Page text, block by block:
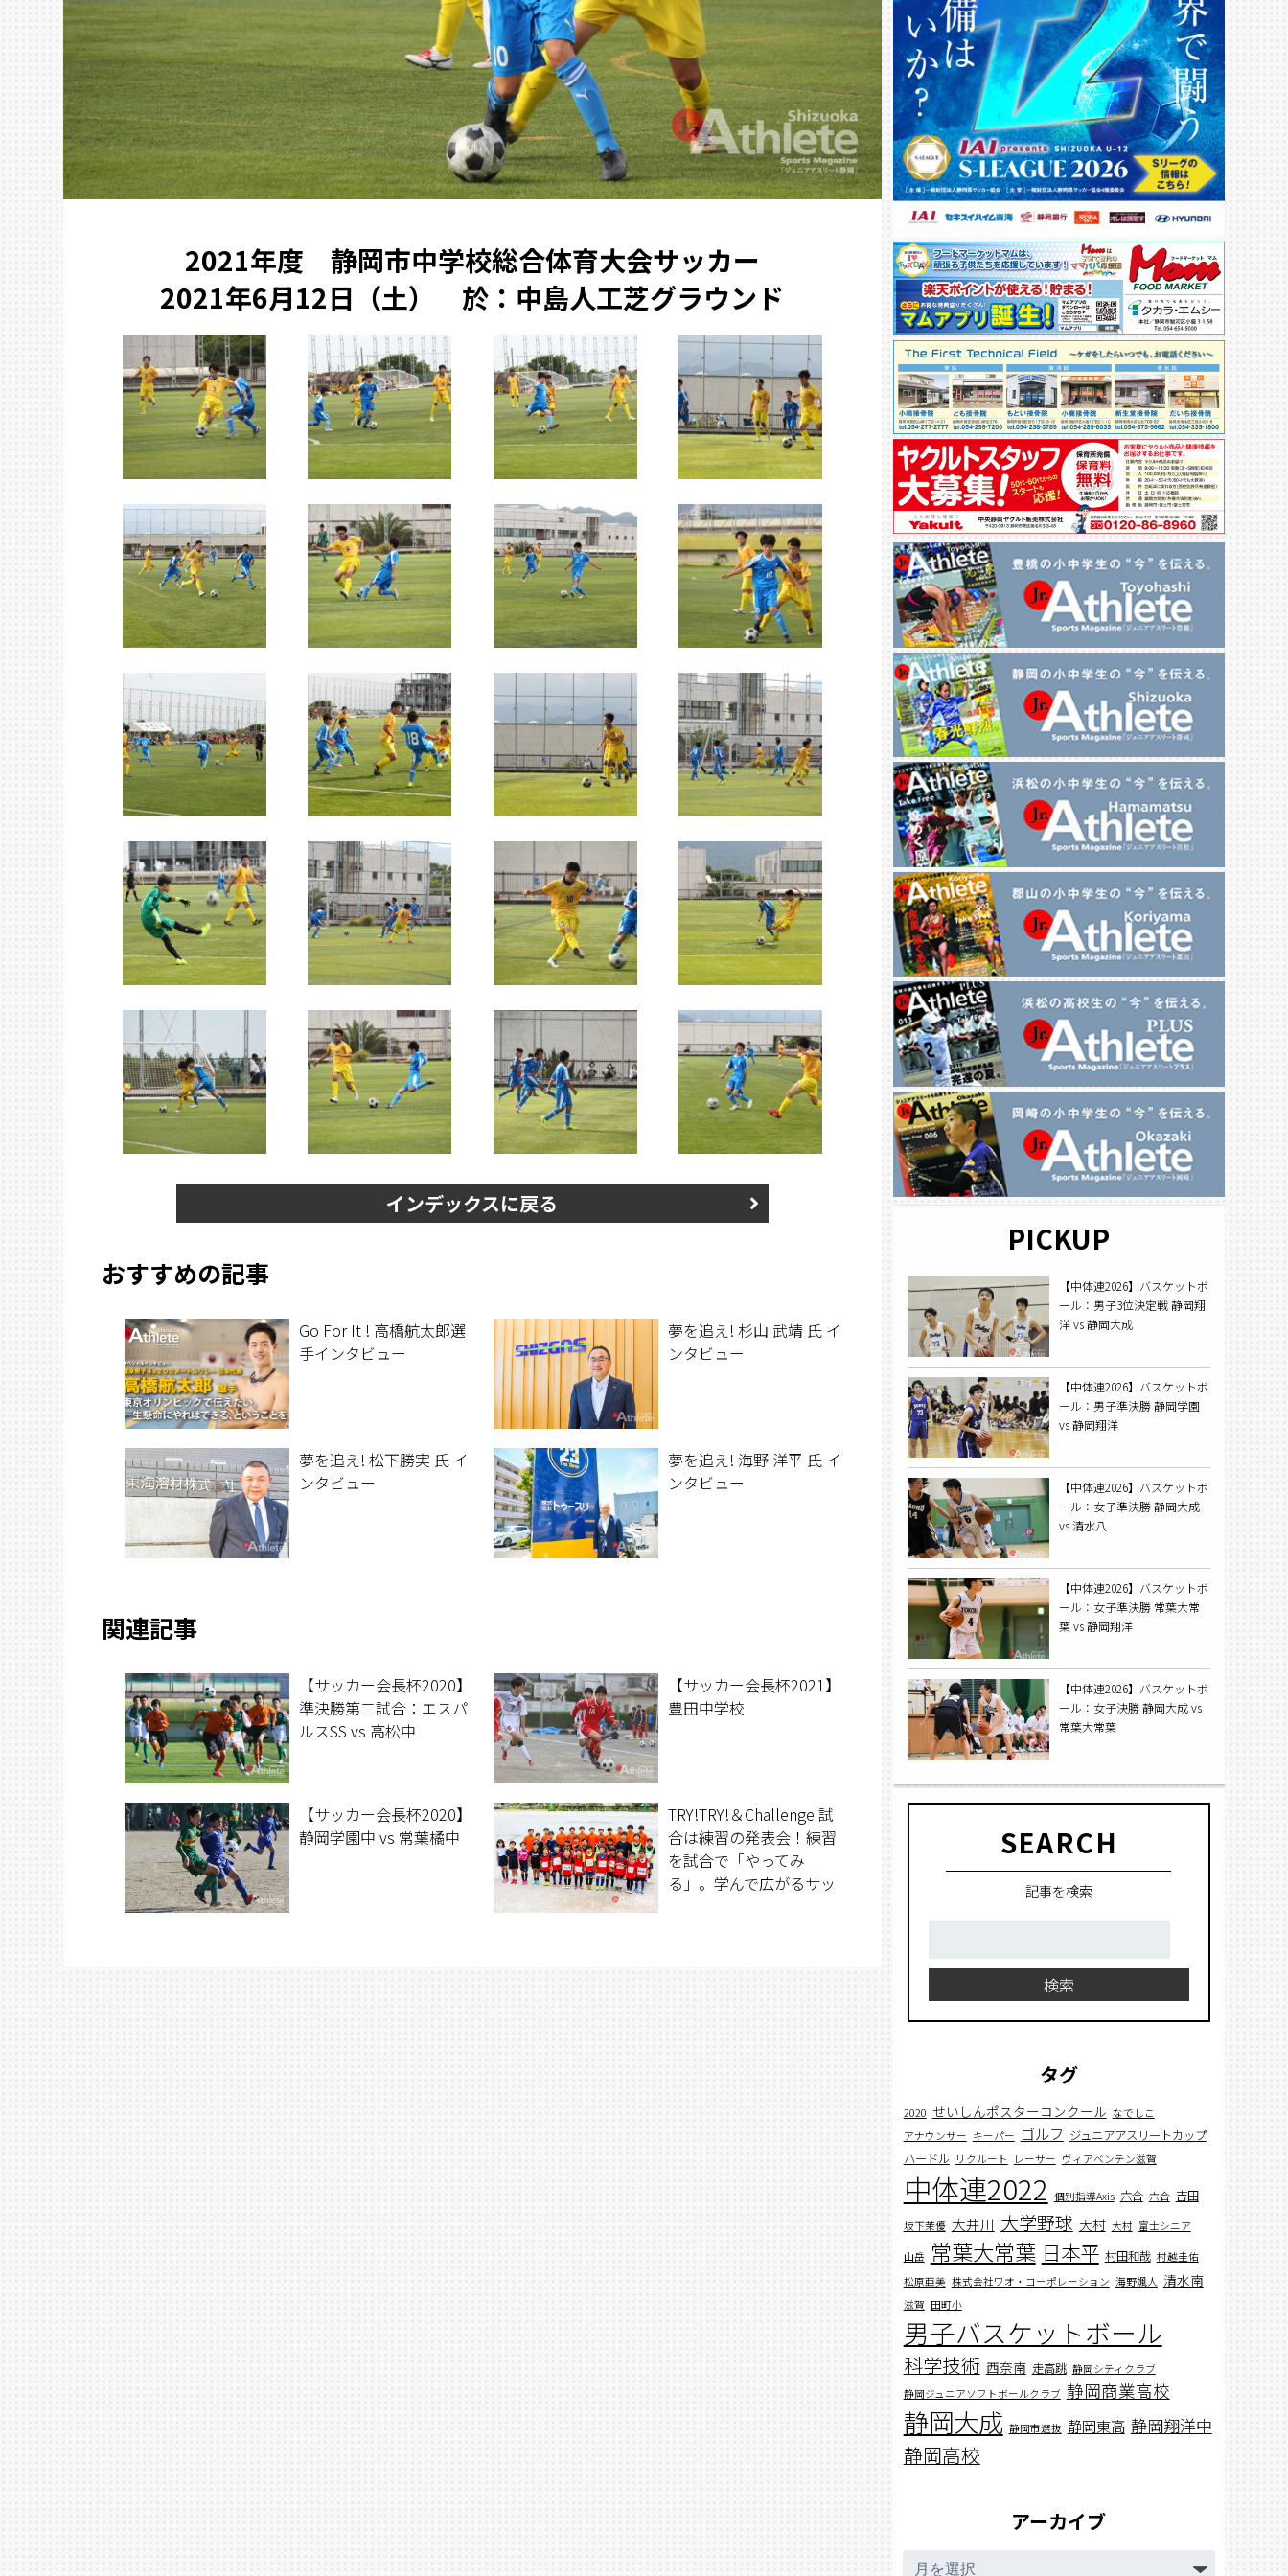
2021年度 静岡市中学校総合体育大会サッカー
2021年6月12日（土） 於：中島人工芝グラウンド
インデックスに戻る
おすすめの記事
Go For It ! 高橋航太郎選
手インタビュー
夢を追え! 杉山 武靖 氏 イ
ンタビュー
夢を追え! 松下勝実 氏 イ
ンタビュー
夢を追え! 海野 洋平 氏 イ
ンタビュー
関連記事
【サッカー会長杯2020】
準決勝第二試合：エスパ
ルスSS vs 高松中
【サッカー会長杯2021】
豊田中学校
【サッカー会長杯2020】
静岡学園中 vs 常葉橘中
TRY!TRY!＆Challenge 試
合は練習の発表会！練習
を試合で「やってみ
る」。学んで広がるサッ
PICKUP
【中体連2026】バスケットボ
ール：男子3位決定戦 静岡翔
洋 vs 静岡大成
【中体連2026】バスケットボ
ール：男子準決勝 静岡学園
vs 静岡翔洋
【中体連2026】バスケットボ
ール：女子準決勝 静岡大成
vs 清水八
【中体連2026】バスケットボ
ール：女子準決勝 常葉大常
葉 vs 静岡翔洋
【中体連2026】バスケットボ
ール：女子決勝 静岡大成 vs
常葉大常葉
SEARCH
記事を検索
検索
タグ
2020 せいしんポスターコンクール なでしこ
アナウンサー キーパー ゴルフ ジュニアアスリートカップ
ハードル リクルート レーサー ヴィアベンテン滋賀
中体連2022 個別指導Axis 六合 六合 吉田
坂下茉優 大井川 大学野球 大村 大村 富士シニア
山岳 常葉大常葉 日本平 村田和哉 村越圭佑
松原亜美 株式会社ワオ・コーポレーション 海野颯人 清水南
滋賀 田町小
男子バスケットボール
科学技術 西奈南 走高跳 静岡シティクラブ
静岡ジュニアソフトボールクラブ 静岡商業高校
静岡大成 静岡市選抜 静岡東高 静岡翔洋中
静岡高校
アーカイブ